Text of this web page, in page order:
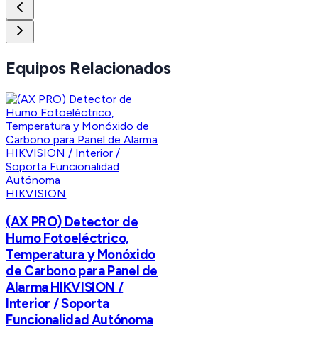
Equipos Relacionados
HIKVISION
(AX PRO) Detector de
Humo Fotoeléctrico,
Temperatura y Monóxido
de Carbono para Panel de
Alarma HIKVISION /
Interior / Soporta
Funcionalidad Autónoma